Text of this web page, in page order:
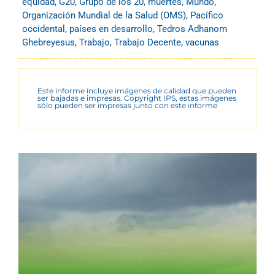
Organización Mundial de la Salud (OMS), Pacífico
occidental , países en desarrollo, Tedros Adhanom
Ghebreyesus, Trabajo, Trabajo Decente, vacunas
Este informe incluye imágenes de calidad que pueden
ser bajadas e impresas. Copyright IPS, estas imágenes
sólo pueden ser impresas junto con este informe